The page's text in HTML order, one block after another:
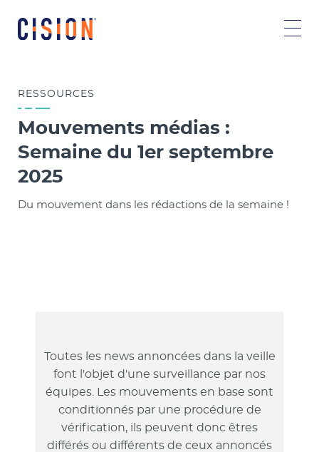
RESSOURCES
Mouvements médias :
Semaine du 1er septembre
2025
Du mouvement dans les rédactions de la semaine !
Toutes les news annoncées dans la veille
font l'objet d'une surveillance par nos
équipes. Les mouvements en base sont
conditionnés par une procédure de
vérification, ils peuvent donc êtres
différés ou différents de ceux annoncés